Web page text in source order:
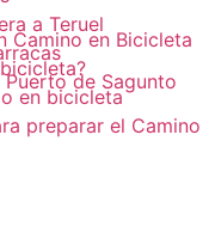
a Teruel
Puerto de Sagunto
Camino en Bicicleta
en bicicleta
preparar el Camino